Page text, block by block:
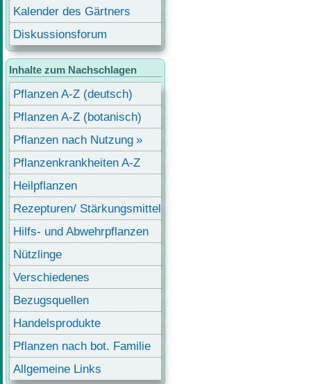
Kalender des Gärtners
Diskussionsforum
Inhalte zum Nachschlagen
Pflanzen A-Z (deutsch)
Pflanzen A-Z (botanisch)
Pflanzen nach Nutzung
Pflanzenkrankheiten A-Z
Heilpflanzen
Rezepturen/ Stärkungsmittel
Hilfs- und Abwehrpflanzen
Nützlinge
Verschiedenes
Bezugsquellen
Handelsprodukte
Pflanzen nach bot. Familie
Allgemeine Links